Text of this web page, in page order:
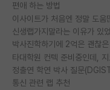
편애 하는 방법
이사이트가 처음엔 정말 도움
신생랩가지말라는 이유가 있
정출연 학연 박사 질문
통신 관련 랩 추천